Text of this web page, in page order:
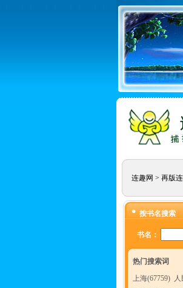
连趣网 > 再版
按书名搜索
书名：
热门搜索词
上海(67759)